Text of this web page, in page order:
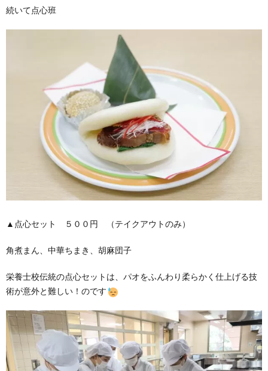
続いて点心班
▲点心セット ５００円 （テイクアウトのみ）
角煮まん、中華ちまき、胡麻団子
栄養士校伝統の点心セットは、パオをふんわり柔らかく仕上げる技
術が意外と難しい！のです